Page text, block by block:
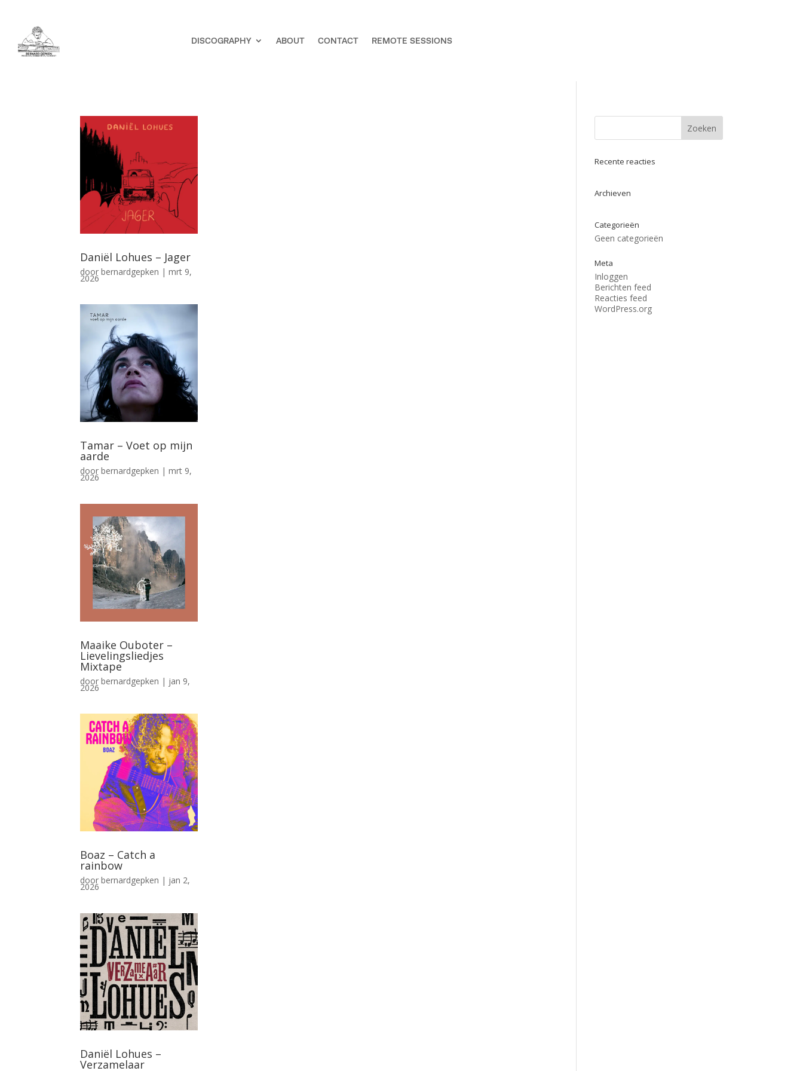
DISCOGRAPHY ABOUT CONTACT REMOTE SESSIONS
Daniël Lohues – Jager
doorbernardgepken |mrt 9,
2026
Tamar – Voet op mijn
aarde
doorbernardgepken |mrt 9,
2026
Maaike Ouboter –
Lievelingsliedjes
Mixtape
doorbernardgepken | jan 9,
2026
Boaz – Catch a
rainbow
doorbernardgepken | jan 2,
2026
Daniël Lohues –
Verzamelaar
Recente reacties
Archieven
Categorieën
Geen categorieën
Meta
Inloggen
Berichten feed
Reacties feed
WordPress.org